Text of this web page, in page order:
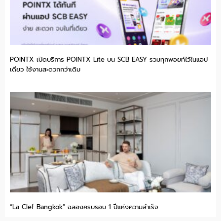
POINTX เปิดบริการ POINTX Lite บน SCB EASY รวมทุกพอยท์ไว้ในแอป
เดียว ใช้งานสะดวกกว่าเดิม
“La Clef Bangkok” ฉลองครบรอบ 1 ปีแห่งความสำเร็จ